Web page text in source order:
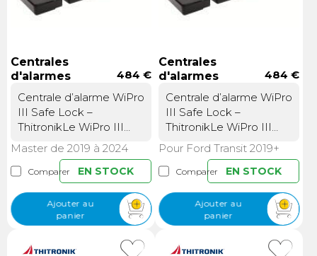
Centrales
d'alarmes
WiPro III Safe
Lock
484 €
Centrale d’alarme WiPro
III Safe Lock –
ThitronikLe WiPro III
safe.lock est un
système d’alarme radio
conçu pour la
protection des
camping-cars. Il permet
de sécuriser le véhicule
simultanément le
Master de 2019 à 2024
Comparer EN STOCK
Ajouter au
panier
Centrales
d'alarmes
WiPro III Safe
Lock
484 €
Centrale d’alarme WiPro
III Safe Lock –
ThitronikLe WiPro III
safe.lock est un
système d’alarme radio
conçu pour la
protection des
camping-cars. Il permet
de sécuriser le véhicule
simultanément le
Pour Ford Transit 2019+
Comparer EN STOCK
Ajouter au
panier